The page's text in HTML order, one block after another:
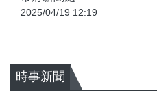
2025/04/19 12:19
時事新聞